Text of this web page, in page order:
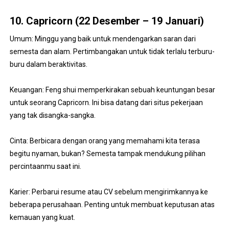
10. Capricorn (22 Desember – 19 Januari)
Umum: Minggu yang baik untuk mendengarkan saran dari
semesta dan alam. Pertimbangakan untuk tidak terlalu terburu-
buru dalam beraktivitas.
Keuangan: Feng shui memperkirakan sebuah keuntungan besar
untuk seorang Capricorn. Ini bisa datang dari situs pekerjaan
yang tak disangka-sangka.
Cinta: Berbicara dengan orang yang memahami kita terasa
begitu nyaman, bukan? Semesta tampak mendukung pilihan
percintaanmu saat ini.
Karier: Perbarui resume atau CV sebelum mengirimkannya ke
beberapa perusahaan. Penting untuk membuat keputusan atas
kemauan yang kuat.